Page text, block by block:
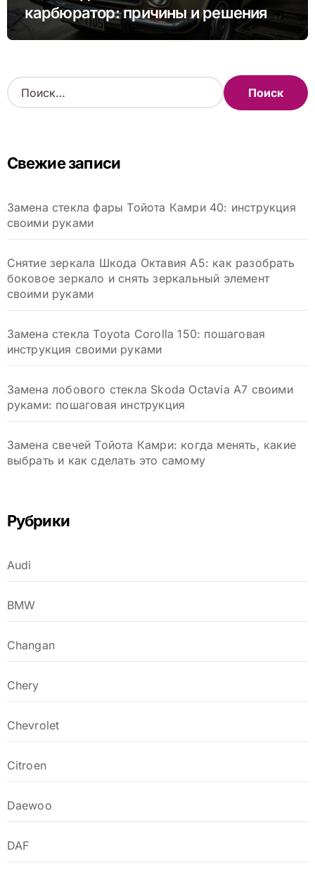
карбюратор: причины и решения
проблемы
Н
а
:Свежие записи
Замена стекла фары Тойота Камри 40: инструкция
своими руками
Снятие зеркала Шкода Октавия А5: как разобрать
боковое зеркало и снять зеркальный элемент
своими руками
Замена стекла Toyota Corolla 150: пошаговая
инструкция своими руками
Замена лобового стекла Skoda Octavia A7 своими
руками: пошаговая инструкция
Замена свечей Тойота Камри: когда менять, какие
выбрать и как сделать это самому
Рубрики
Audi
BMW
Changan
Chery
Chevrolet
Citroen
Daewoo
DAF